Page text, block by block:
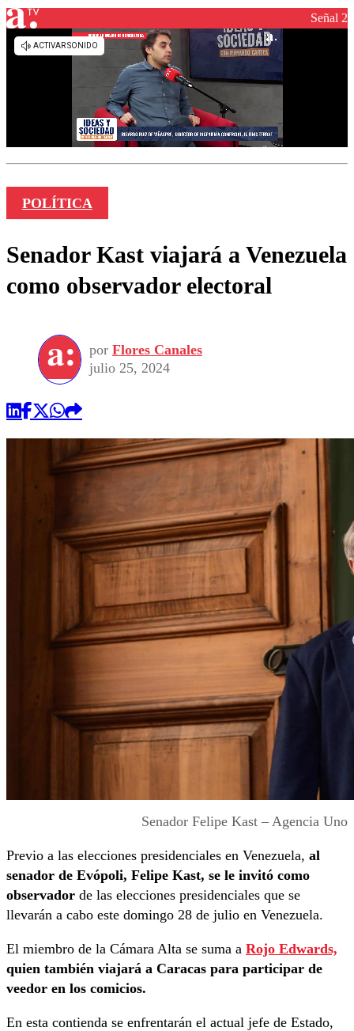
Señal 2
POLÍTICA
Senador Kast viajará a Venezuela
como observador electoral
por Flores Canales
julio 25, 2024
Senador Felipe Kast – Agencia Uno
Previo a las elecciones presidenciales en Venezuela, al
senador de Evópoli, Felipe Kast, se le invitó como
observador de las elecciones presidenciales que se
llevarán a cabo este domingo 28 de julio en Venezuela.
El miembro de la Cámara Alta se suma a Rojo Edwards,
quien también viajará a Caracas para participar de
veedor en los comicios.
En esta contienda se enfrentarán el actual jefe de Estado,